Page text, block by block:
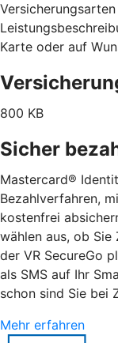
Karte oder auf
800 KB
Sicher
Mastercard®
Bezahlverfahren,
kostenfrei
wählen aus, ob
der VR SecureGo
als SMS auf Ihr
schon sind Sie bei
Mehr erfahren